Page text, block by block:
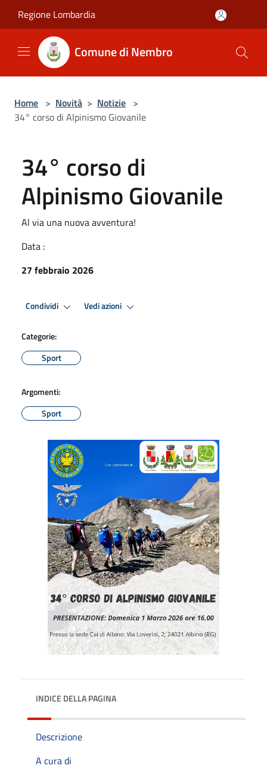
Regione Lombardia
Comune di Nembro
Home > Novità > Notizie >
34° corso di Alpinismo Giovanile
34° corso di
Alpinismo Giovanile
Al via una nuova avventura!
Data :
27 febbraio 2026
Condividi Vedi azioni
Categorie:
Sport
Argomenti:
Sport
INDICE DELLA PAGINA
Descrizione
A cura di